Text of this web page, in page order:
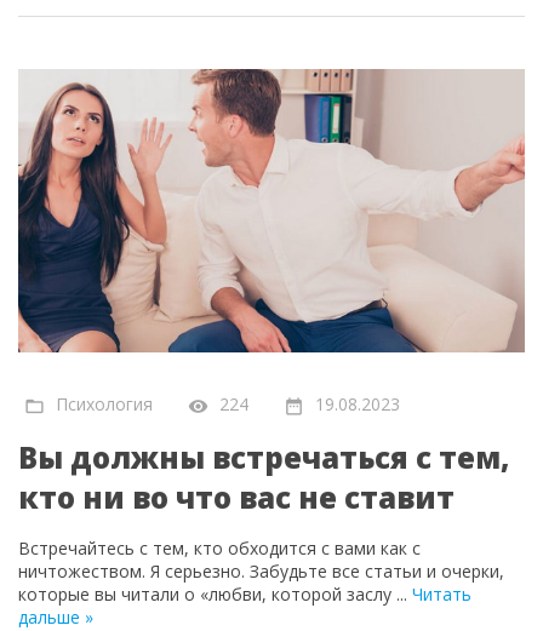
Психология 224 19.08.2023
Вы должны встречаться с тем,
кто ни во что вас не ставит
Встречайтесь с тем, кто обходится с вами как с
ничтожеством. Я серьезно. Забудьте все статьи и очерки,
которые вы читали о «любви, которой заслу ... Читать
дальше »